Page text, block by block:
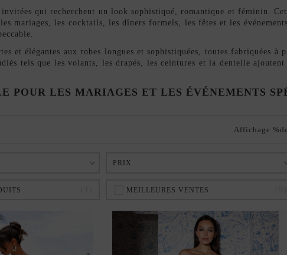
qui recherchent un look sophistiqué, romantique et féminin.
mariages, les cocktails, les dîners formels, les fêtes et les
et élégantes aux robes longues et sophistiquées, toutes fabriquées
tels que les volants, les drapés, les ceintures et la dentelle
POUR LES MARIAGES ET LES ÉVÉNEMENTS
Affichage
PRIX
MEILLEURES VENTES